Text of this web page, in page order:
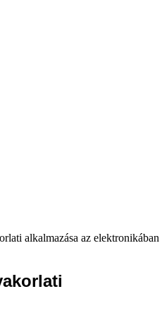
alkalmazása az elektronikában